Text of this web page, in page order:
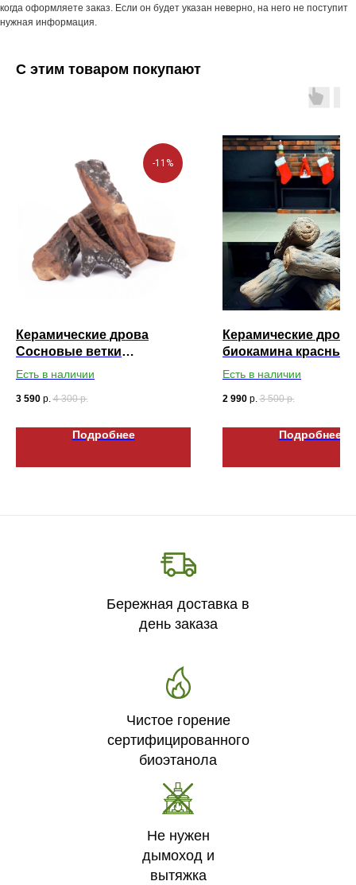
когда оформляете заказ. Если он будет указан неверно, на него не поступит
нужная информация.
С этим товаром покупают
-11%
Керамические дрова
Сосновые ветки
обугленные
Есть в наличии
3 590 р. 4 300 р.
Подробнее
Керамические
биокамина красные
Есть в наличии
2 990 р. 3 500 р.
Подробнее
Бережная доставка в
день заказа
Чистое горение
сертифицированного
биоэтанола
Не нужен
дымоход и
вытяжка